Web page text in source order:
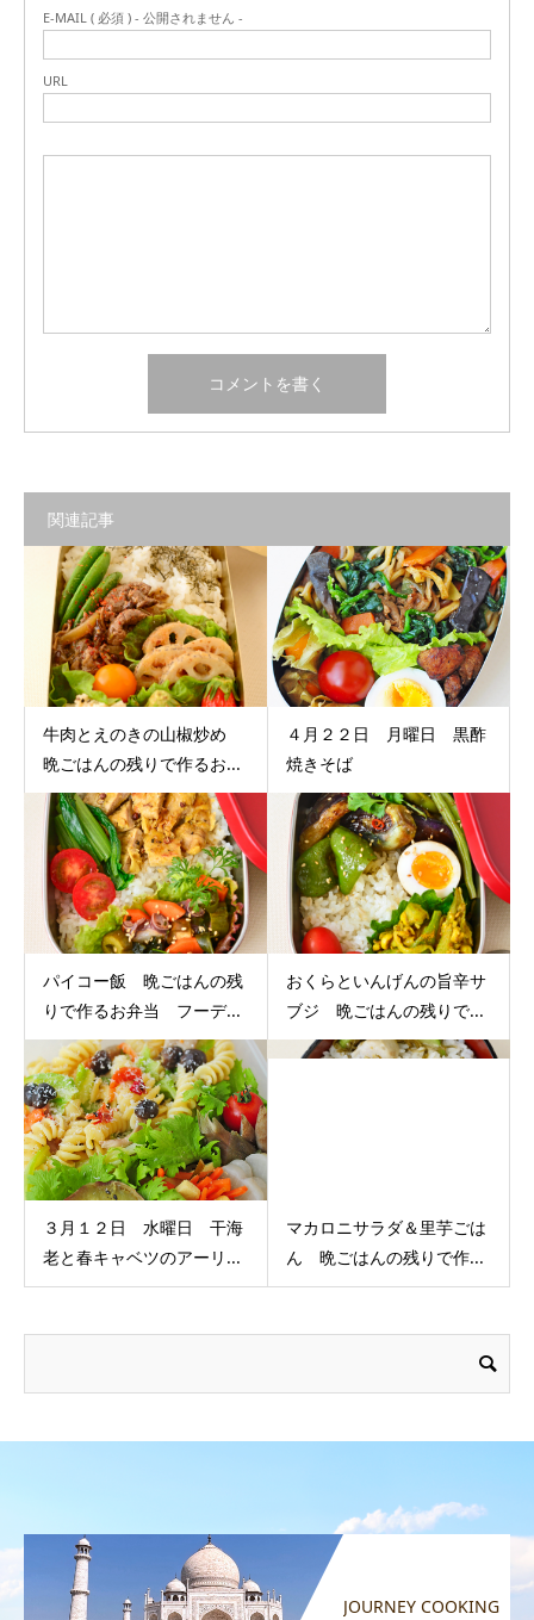
E-MAIL ( 必須 ) - 公開されません -
URL
関連記事
牛肉とえのきの山椒炒め
晩ごはんの残りで作るお...
４月２２日 月曜日 黒酢
焼きそば
パイコー飯 晩ごはんの残
りで作るお弁当 フーデ...
おくらといんげんの旨辛サ
ブジ 晩ごはんの残りで...
３月１２日 水曜日 干海
老と春キャベツのアーリ...
マカロニサラダ＆里芋ごは
ん 晩ごはんの残りで作...
JOURNEY COOKING